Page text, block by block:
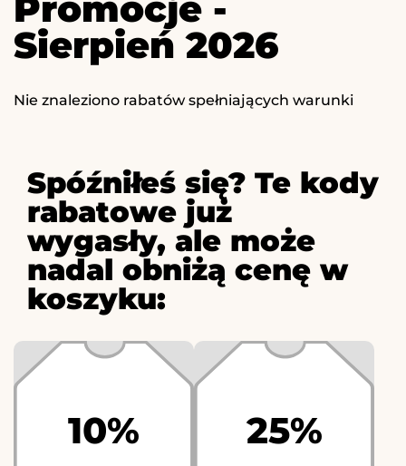
Sierpień 2026
Nie znaleziono rabatów spełniających warunki
Spóźniłeś się? Te kody
rabatowe już
wygasły, ale może
nadal obniżą cenę w
koszyku:
10% 25%